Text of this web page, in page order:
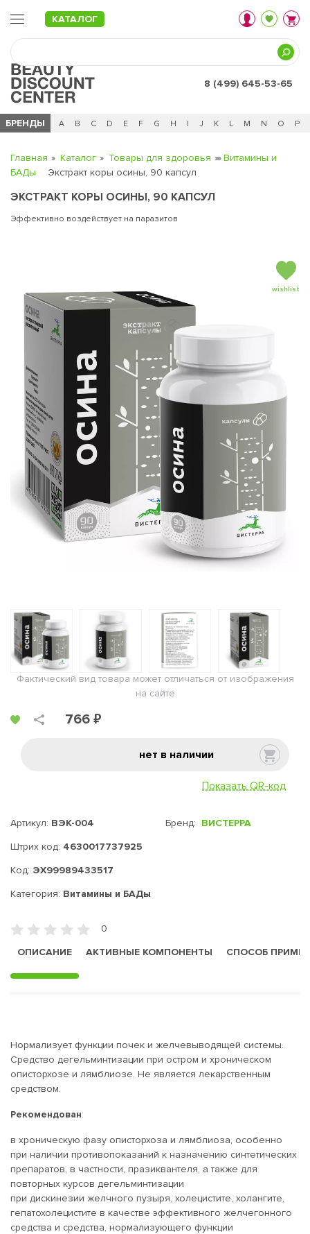
КАТАЛОГ
8 (499) 645-53-65
БРЕНДЫ
Ч 0 - 9 A B C D E F G H I J K L M N O P
Главная Каталог Товары для здоровья
Витамины и
БАДы
Экстракт коры осины, 90 капсул
ЭКСТРАКТ КОРЫ ОСИНЫ, 90 КАПСУЛ
Эффективно воздействует на паразитов
wishlist
Фактический вид товара может отличаться от изображения
на сайте
766 ₽
нет в наличии
Показать QR-код
Артикул: ВЭК-004
Штрих код: 4630017737925
Код: ЭХ99989433517
Бренд: ВИСТЕРРА
Категория: Витамины и БАДы
0
ОПИСАНИЕ
АКТИВНЫЕ КОМПОНЕНТЫ СПОСОБ
Нормализует функции почек и желчевыводящей системы.
Средство дегельминтизации при остром и хроническом
описторхозе и лямблиозе. Не является лекарственным
средством.
Рекомендован:
в хроническую фазу описторхоза и лямблиоза, особенно
при наличии противопоказаний к назначению синтетических
препаратов, в частности, празиквантеля, а также для
повторных курсов дегельминтизации
при дискинезии желчного пузыря, холецистите, холангите,
гепатохолецистите в качестве эффективного желчегонного
средства и средства, нормализующего функции